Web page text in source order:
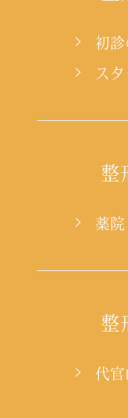
初
ス
整
薬
整
代